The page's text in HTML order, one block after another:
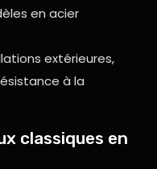
en acier
extérieures,
à la
classiques en